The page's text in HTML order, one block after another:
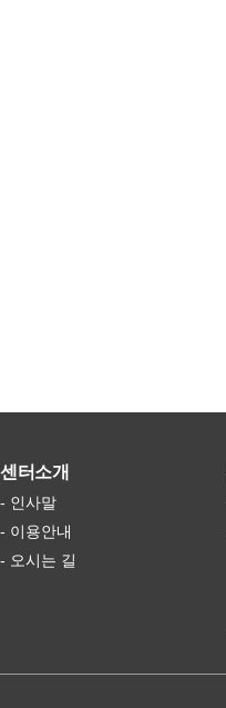
센터소개
- 인사말
- 이용안내
- 오시는 길